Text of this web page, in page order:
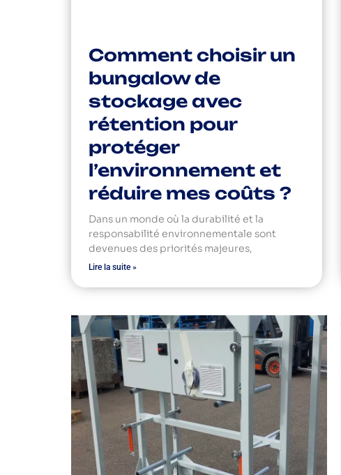
Comment choisir un
bungalow de
stockage avec
rétention pour
protéger
l’environnement et
réduire mes coûts ?
Dans un monde où la durabilité et la
responsabilité environnementale sont
devenues des priorités majeures,
Lire la suite »